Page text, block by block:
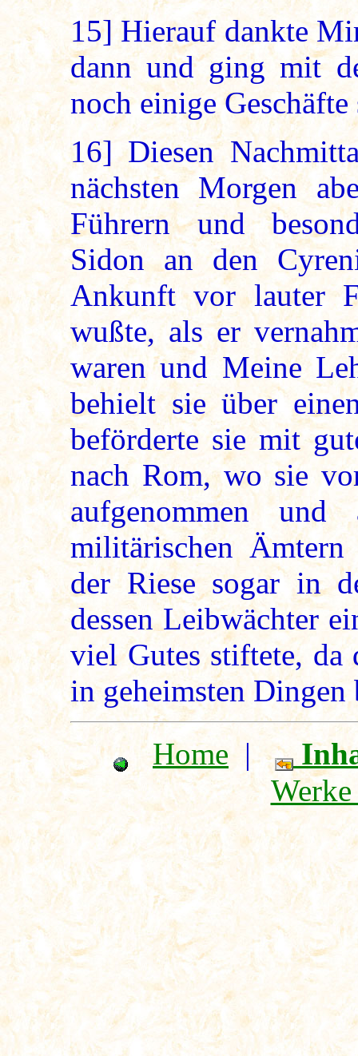
15] Hierauf dankte
dann und ging mit
noch einige
16] Diesen
nächsten Morgen
Führern und
Sidon an den
Ankunft vor lauter
wußte, als er
waren und Meine
behielt sie über
beförderte sie mit
nach Rom, wo sie
aufgenommen
militärischen
der Riese sogar in
dessen Leibwächter
viel Gutes stiftete, da
in geheimsten
Home |